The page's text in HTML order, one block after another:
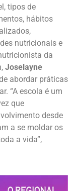
tipos de
hábitos
nutricionais e
da
Joselayne
abordar práticas
“A escola é um
que
desde
a se moldar os
a vida”,